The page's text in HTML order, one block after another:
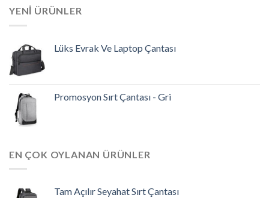
YENI ÜRÜNLER
Lüks Evrak Ve Laptop Çantası
Promosyon Sırt Çantası - Gri
EN ÇOK OYLANAN ÜRÜNLER
Tam Açılır Seyahat Sırt Çantası